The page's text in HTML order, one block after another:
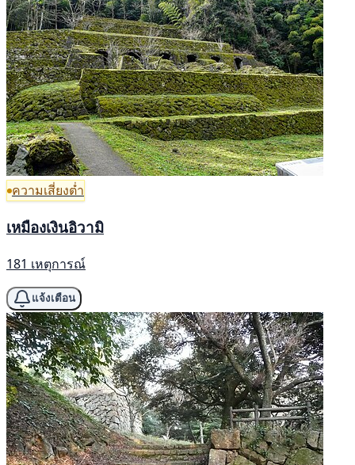
ความเสี่ยงต่ำ
เหมืองเงินอิวามิ
181 เหตุการณ์
แจ้งเตือน